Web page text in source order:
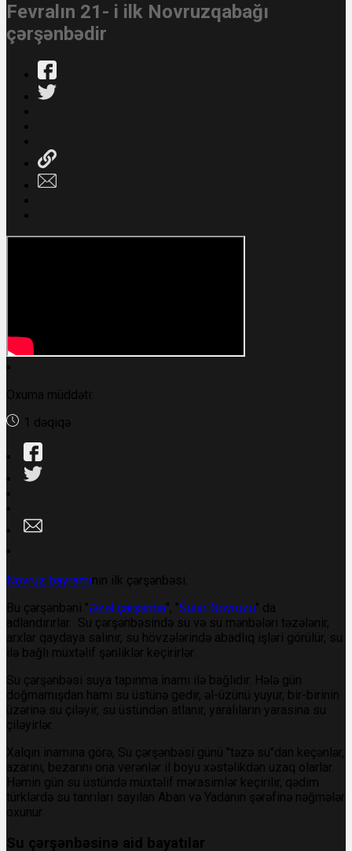
Fevralın 21- i ilk Novruzqabağı
çərşənbədir
Oxuma müddəti:
1 dəqiqə
Novruz bayramının ilk çərşənbəsi.
Bu çərşənbəni "Əzəl çərşənbə", "Sular Novruzu" da
adlandırırlar.
Su çərşənbəsində su və su mənbələri təzələnir,
arxlar qaydaya salınır, su hövzələrində abadlıq işləri görülür, su
ilə bağlı müxtəlif şənlik lər keçirirlər.
Su çərşənbəsi suya tapınma inamı ilə bağlıdır. Hələ gün
doğmamışdan hamı su üstünə gedir, əl-üzünü yuyur, bir-birinin
üzərinə su çiləyir, su üstündən atlanır, yaralıların yarasına su
çiləyirlər.
Xalqın inamına görə, Su çərşənbəsi günü "təzə su"dan keçənlər,
azarını, bezarını ona verənlər il boyu xəstəlikdən uzaq olarlar.
Həmin gün su üstündə müxtəlif mərasimlər keçirilir, qədim
türklərdə su tanrıları sayılan Aban və Yadanın şərəfinə nəğmələr
oxunur.
Su çərşənbəsinə aid bayatılar